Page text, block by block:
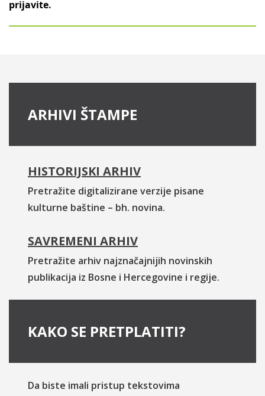
prijavite.
ARHIVI ŠTAMPE
HISTORIJSKI ARHIV
Pretražite digitalizirane verzije pisane
kulturne baštine – bh. novina.
SAVREMENI ARHIV
Pretražite arhiv najznačajnijih novinskih
publikacija iz Bosne i Hercegovine i regije.
KAKO SE PRETPLATITI?
Da biste imali pristup tekstovima